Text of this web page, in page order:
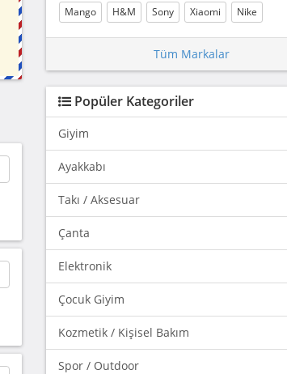
Mango
H&M Sony Xiaomi Nike
Tüm Markalar
Popüler Kategoriler
Giyim
Ayakkabı
Takı / Aksesuar
Çanta
Elektronik
Çocuk Giyim
Kozmetik / Kişisel Bakım
Spor / Outdoor